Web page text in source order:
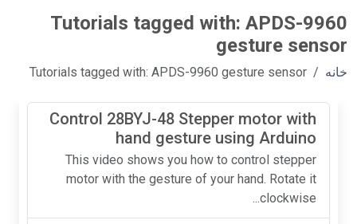
Tutorials tagged with: APDS-9960
gesture sensor
خانه Tutorials tagged with: APDS-9960 gesture sensor
Control 28BYJ-48 Stepper motor with
hand gesture using Arduino
This video shows you how to control stepper
motor with the gesture of your hand. Rotate it
clockwise...